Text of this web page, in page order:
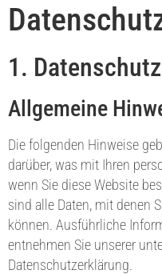
1.
Allgemeine
Die folgenden Hinweise
darüber, was mit Ihren
wenn Sie diese Website
sind alle Daten, mit denen
können. Ausführliche
entnehmen Sie unserer
Datenschutzerklärung.